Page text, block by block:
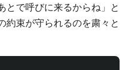
とで呼びに来るからね」と
約束が守られるのを粛々と